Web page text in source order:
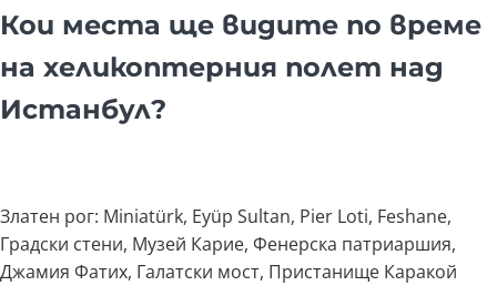
Кои места ще видите по време
на хеликоптерния полет над
Истанбул?
Златен рог: Miniatürk, Eyüp Sultan, Pier Loti, Feshane,
Градски стени, Музей Карие, Фенерска патриаршия,
Джамия Фатих, Галатски мост, Пристанище Каракой